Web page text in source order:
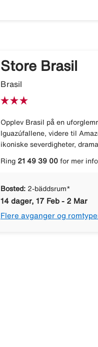
Store Brasil
Brasil
Opplev Brasil på en
Iguazúfallene, videre til
ikoniske severdigheter,
Ring 21 49 39 00for mer
Bosted: 2-bäddsrum*
14 dager, 17 Feb - 2 Mar
Flere avganger og